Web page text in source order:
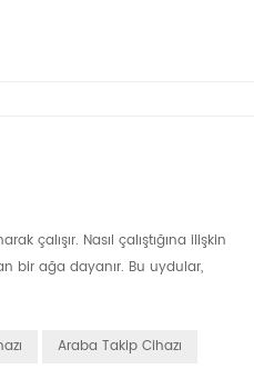
çalışır. Nasıl çalıştığına ilişkin
bir ağa dayanır. Bu uydular,
Araba Takip Cihazı